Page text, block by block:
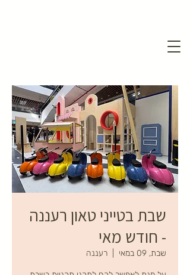
שבת בטייני טאון רעננה
- חודש מאי
שבת, 09 במאי רעננה